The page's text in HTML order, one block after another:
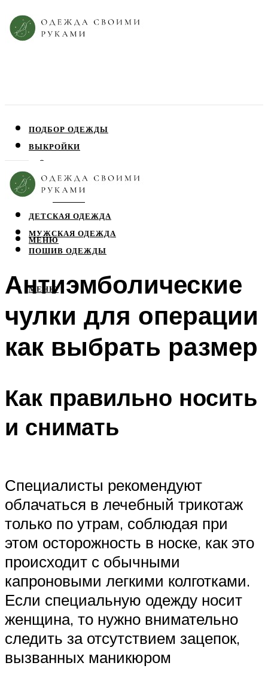
ПОДБОР ОДЕЖДЫ
ВЫКРОЙКИ
ЮБКИ
ДЕТСКАЯ ОДЕЖДА
МУЖСКАЯ ОДЕЖДА
ПОШИВ ОДЕЖДЫ
МЕНЮ
МЕНЮ
Антиэмболические
чулки для операции
как выбрать размер
Как правильно носить
и снимать
Специалисты рекомендуют
облачаться в лечебный трикотаж
только по утрам, соблюдая при
этом осторожность в носке, как это
происходит с обычными
капроновыми легкими колготками.
Если специальную одежду носит
женщина, то нужно внимательно
следить за отсутствием зацепок,
вызванных маникюром